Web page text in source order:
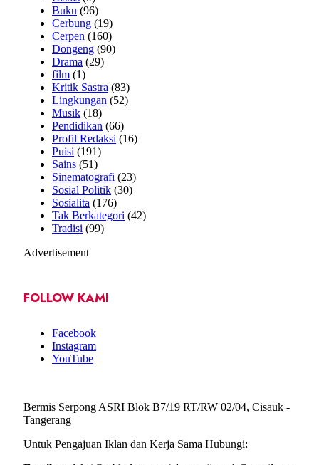
Buku (96)
Cerbung (19)
Cerpen (160)
Dongeng (90)
Drama (29)
film (1)
Kritik Sastra (83)
Lingkungan (52)
Musik (18)
Pendidikan (66)
Profil Redaksi (16)
Puisi (191)
Sains (51)
Sinematografi (23)
Sosial Politik (30)
Sosialita (176)
Tak Berkategori (42)
Tradisi (99)
Advertisement
FOLLOW KAMI
Facebook
Instagram
YouTube
Bermis Serpong ASRI Blok B7/19 RT/RW 02/04, Cisauk -
Tangerang
Untuk Pengajuan Iklan dan Kerja Sama Hubungi: